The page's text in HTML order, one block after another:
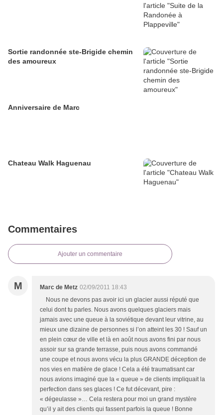
Sortie randonnée ste-Brigide chemin
des amoureux
Anniversaire de Marc
Chateau Walk Haguenau
Commentaires
Ajouter un commentaire
M Marc de Metz 02/09/2011 18:43
Nous ne devons pas avoir ici un glacier aussi réputé que
celui dont tu parles. Nous avons quelques glaciers mais
jamais avec une queue à la soviétique devant leur vitrine, au
mieux une dizaine de personnes si l’on atteint les 30 ! Sauf un
en plein cœur de ville et là en août nous avons fini par nous
assoir sur sa grande terrasse, puis nous avons commandé
une coupe et nous avons vécu la plus GRANDE déception de
nos vies en matière de glace ! Cela a été traumatisant car
nous avions imaginé que la « queue » de clients impliquait la
perfection dans ses glaces ! Ce fut décevant, pire :
« dégeulasse »… Cela restera pour moi un grand mystère
qu’il y ait des clients qui fassent parfois la queue ! Bonne